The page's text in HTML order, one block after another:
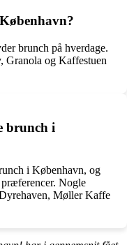
brunch på hverdage.
Granola og Kaffestuen
brunch i
i København, og
Nogle
Møller Kaffe